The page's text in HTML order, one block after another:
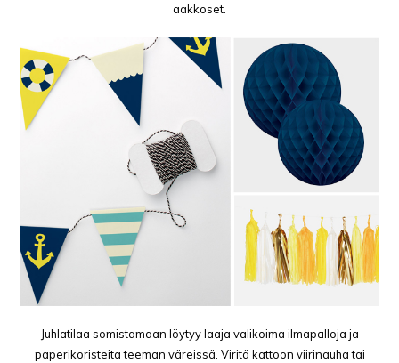
aakkoset.
Juhlatilaa somistamaan löytyy laaja valikoima ilmapalloja ja
paperikoristeita teeman väreissä. Viritä kattoon viirinauha tai